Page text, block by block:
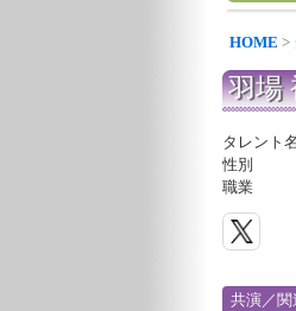
HOME >
羽場
タレント
性別
職業
共演／関